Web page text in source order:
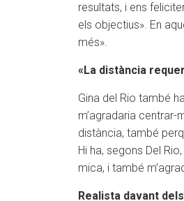
resultats, i ens
els objectius». En
més».
«La distància
Gina del Rio també
m’agradaria
distància, també
Hi ha, segons Del
mica, i també
Realista davant